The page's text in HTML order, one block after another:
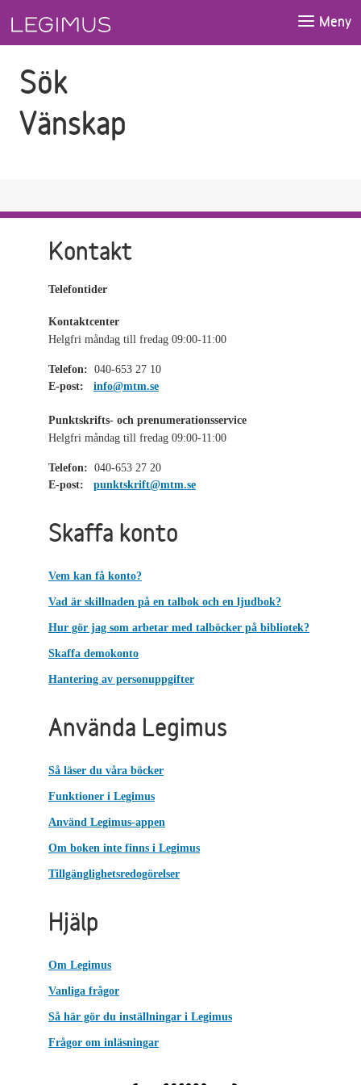
Meny
Sök
Vänskap
Kontakt
Telefontider
Kontaktcenter
Helgfri måndag till fredag 09:00-11:00
Telefon: 040-653 27 10
E-post:
info@mtm.se
Punktskrifts- och prenumerationsservice
Helgfri måndag till fredag 09:00-11:00
Telefon: 040-653 27 20
E-post:
punktskrift@mtm.se
Skaffa konto
Vem kan få konto?
Vad är skillnaden på en talbok och en ljudbok?
Hur gör jag som arbetar med talböcker på bibliotek?
Skaffa demokonto
Hantering av personuppgifter
Använda Legimus
Så läser du våra böcker
Funktioner i Legimus
Använd Legimus-appen
Om boken inte finns i Legimus
Tillgänglighetsredogörelser
Hjälp
Om Legimus
Vanliga frågor
Så här gör du inställningar i Legimus
Frågor om inläsningar